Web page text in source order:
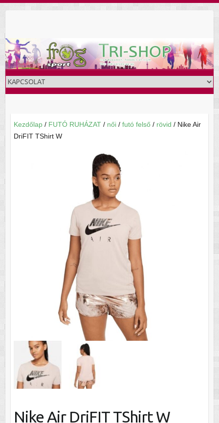
content
Kezdőlap/ FUTÓ RUHÁZAT/ női/ futó felső/ rövid / Nike Air
DriFIT TShirt W
Nike Air DriFIT TShirt W